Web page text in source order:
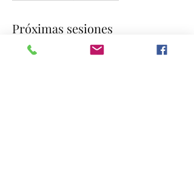
Próximas sesiones